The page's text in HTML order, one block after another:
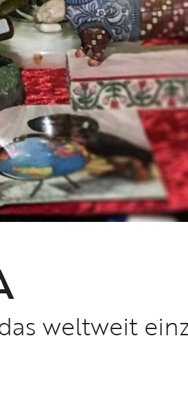
weltweit